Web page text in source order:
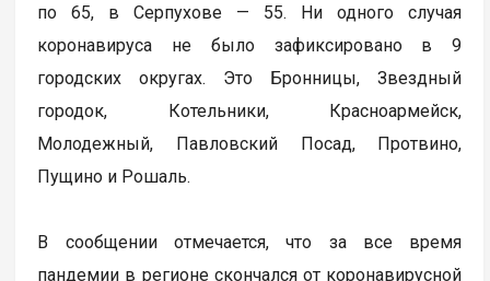
по 65, в Серпухове — 55. Ни одного случая
коронавируса не было зафиксировано в 9
городских округах. Это Бронницы, Звездный
городок, Котельники, Красноармейск,
Молодежный, Павловский Посад, Протвино,
Пущино и Рошаль.
В сообщении отмечается, что за все время
пандемии в регионе скончался от коронавирусной